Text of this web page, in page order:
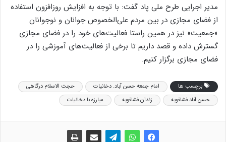
مدیر اجرایی طرح ملی پاد گفت: با توجه به افزایش روزافزون استفاده
از فضای مجازی در بین مردم علی‌الخصوص جوانان و نوجوانان
«جمعیت» نیز در همین راستا فعالیت‌های خود را در فضای مجازی
گسترش داده و قصد داریم تا برخی از فعالیت‌های آموزشی را در
فضای مجازی برگزار کنیم.
برچسب ها امام جمعه حسن آباد. دخانیات
حجت الاسلام درگاهی
حسن آباد فشافویه
زندان فشافویه مبارزه با دخانیات